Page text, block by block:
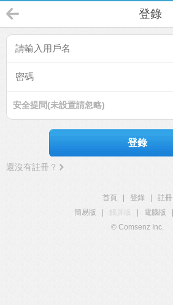
登錄
安全提問(未設置請忽略)
登錄
還沒有註冊？
首頁 登錄
註冊
簡易版
觸屏版 電腦版
© Comsenz Inc.